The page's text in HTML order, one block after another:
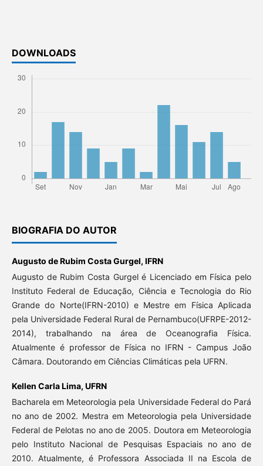
DOWNLOADS
BIOGRAFIA DO AUTOR
Augusto de Rubim Costa Gurgel, IFRN
Augusto de Rubim Costa Gurgel é Licenciado em Física pelo
Instituto Federal de Educação, Ciência e Tecnologia do Rio
Grande do Norte(IFRN-2010) e Mestre em Física Aplicada
pela Universidade Federal Rural de Pernambuco(UFRPE-2012-
2014), trabalhando na área de Oceanografia Física.
Atualmente é professor de Física no IFRN - Campus João
Câmara. Doutorando em Ciências Climáticas pela UFRN.
Kellen Carla Lima, UFRN
Bacharela em Meteorologia pela Universidade Federal do Pará
no ano de 2002. Mestra em Meteorologia pela Universidade
Federal de Pelotas no ano de 2005. Doutora em Meteorologia
pelo Instituto Nacional de Pesquisas Espaciais no ano de
2010. Atualmente, é Professora Associada II na Escola de